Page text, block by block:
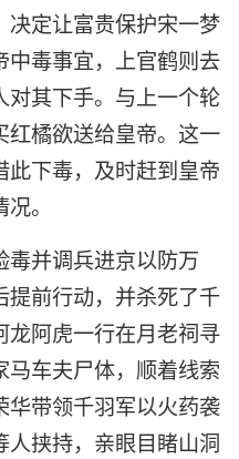
决定让富贵保护宋一梦
中毒事宜，上官鹤则去
对其下手。与上一个轮
红橘欲送给皇帝。这一
此下毒，及时赶到皇帝
。
毒并调兵进京以防万
提前行动，并杀死了千
龙阿虎一行在月老祠寻
车夫尸体，顺着线索
华带领千羽军以火药袭
挟持，亲眼目睹山洞